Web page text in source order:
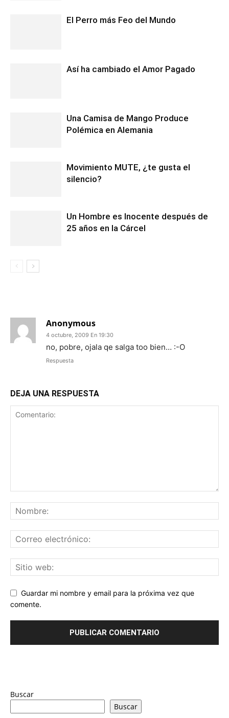
El Perro más Feo del Mundo
Así ha cambiado el Amor Pagado
Una Camisa de Mango Produce
Polémica en Alemania
Movimiento MUTE, ¿te gusta el
silencio?
Un Hombre es Inocente después de
25 años en la Cárcel
Anonymous
4 octubre, 2009 En 19:30
no, pobre, ojala qe salga too bien… :-O
Respuesta
DEJA UNA RESPUESTA
Guardar mi nombre y email para la próxima vez que
comente.
Buscar
Buscar